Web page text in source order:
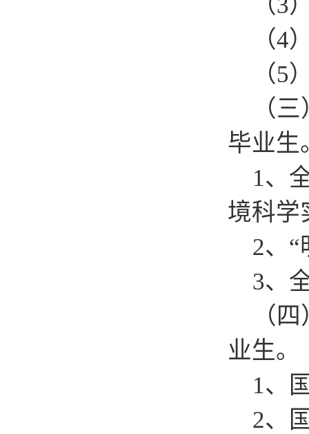
（4
（5
（三
毕业生
1、
境科学
2、“
3、
（四
业生。
1、
2、